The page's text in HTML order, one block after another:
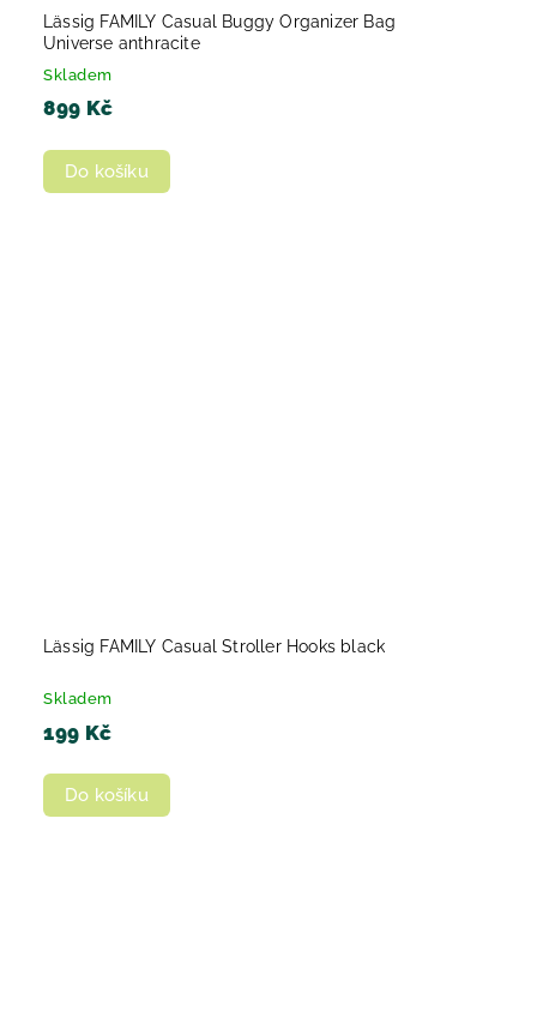
Lässig FAMILY Casual Buggy Organizer Bag
Universe anthracite
Skladem
899 Kč
Do košíku
Lässig FAMILY Casual Stroller Hooks black
Skladem
199 Kč
Do košíku